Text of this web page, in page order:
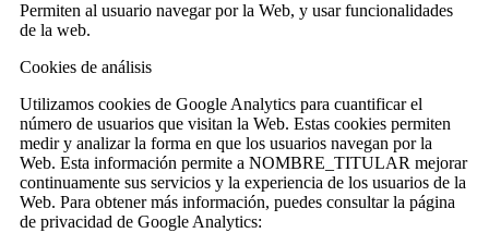
Permiten al usuario navegar por la Web, y usar funcionalidades
de la web.
Cookies de análisis
Utilizamos cookies de Google Analytics para cuantificar el
número de usuarios que visitan la Web. Estas cookies permiten
medir y analizar la forma en que los usuarios navegan por la
Web. Esta información permite a NOMBRE_TITULAR mejorar
continuamente sus servicios y la experiencia de los usuarios de la
Web. Para obtener más información, puedes consultar la página
de privacidad de Google Analytics: